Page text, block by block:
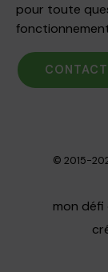
pour toute
CONTACT
© 2015-
mon défi